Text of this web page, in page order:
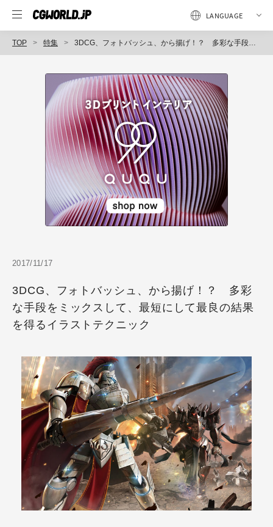
TOP 特集 3DCG、フォトバッシュ、から揚げ！？ 多彩な手段をミックスして、最短にして最良の結果を得るイラストテクニック
2017/11/17
3DCG、フォトバッシュ、から揚げ！？ 多彩
な手段をミックスして、最短にして最良の結果
を得るイラストテクニック